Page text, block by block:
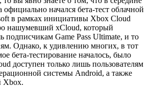
официально начался бета-тест облачной
в рамках инициативы Xbox Cloud
нашумевший xCloud, который
подписчикам Game Pass Ultimate, и то
Однако, к удивлению многих, в тот
бета-тестирование началось, было
доступен только лишь пользователям
системы Android, а также
Xbox.